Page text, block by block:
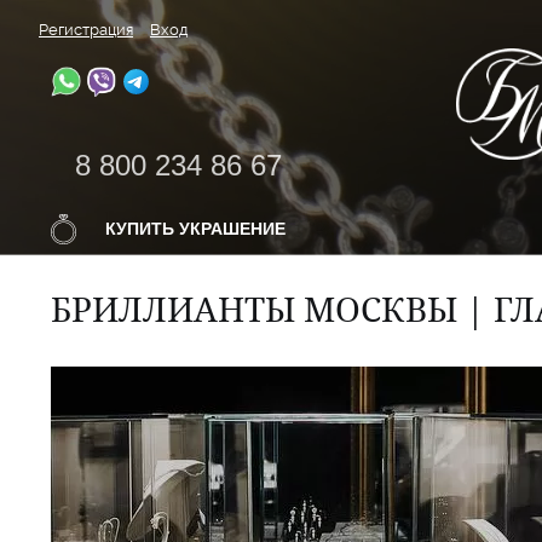
Регистрация Вход
8 800 234 86 67
КУПИТЬ УКРАШЕНИЕ
БРИЛЛИАНТЫ МОСКВЫ |